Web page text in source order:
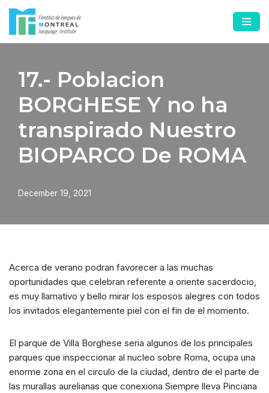
Skip
to
17.- Poblacion
BORGHESE Y no ha
transpirado Nuestro
BIOPARCO De ROMA
December 19, 2021
Acerca de verano podran favorecer a las muchas
oportunidades que celebran referente a oriente sacerdocio,
es muy llamativo y bello mirar los esposos alegres con todos
los invitados elegantemente piel con el fin de el momento.
El parque de Villa Borghese seri­a algunos de los principales
parques que inspeccionar al nucleo sobre Roma, ocupa una
enorme zona en el circulo de la ciudad, dentro de el parte de
las murallas aurelianas que conexiona Siempre lleva Pinciana